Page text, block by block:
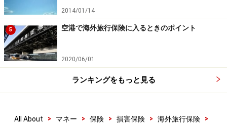
2014/01/14
5 空港で海外旅行保険に入るときのポイント
2020/06/01
ランキングをもっと見る
All About > マネー > 保険 > 損害保険 > 海外旅行保険
>